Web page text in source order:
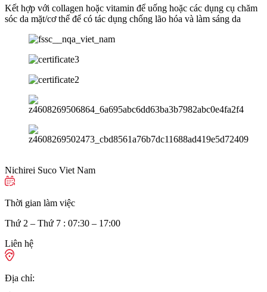
Kết hợp với collagen hoặc vitamin để uống hoặc các dụng cụ chăm
sóc da mặt/cơ thể để có tác dụng chống lão hóa và làm sáng da
Nichirei Suco Viet Nam
Thời gian làm việc
Thứ 2 – Thứ 7 : 07:30 – 17:00
Liên hệ
Địa chỉ: